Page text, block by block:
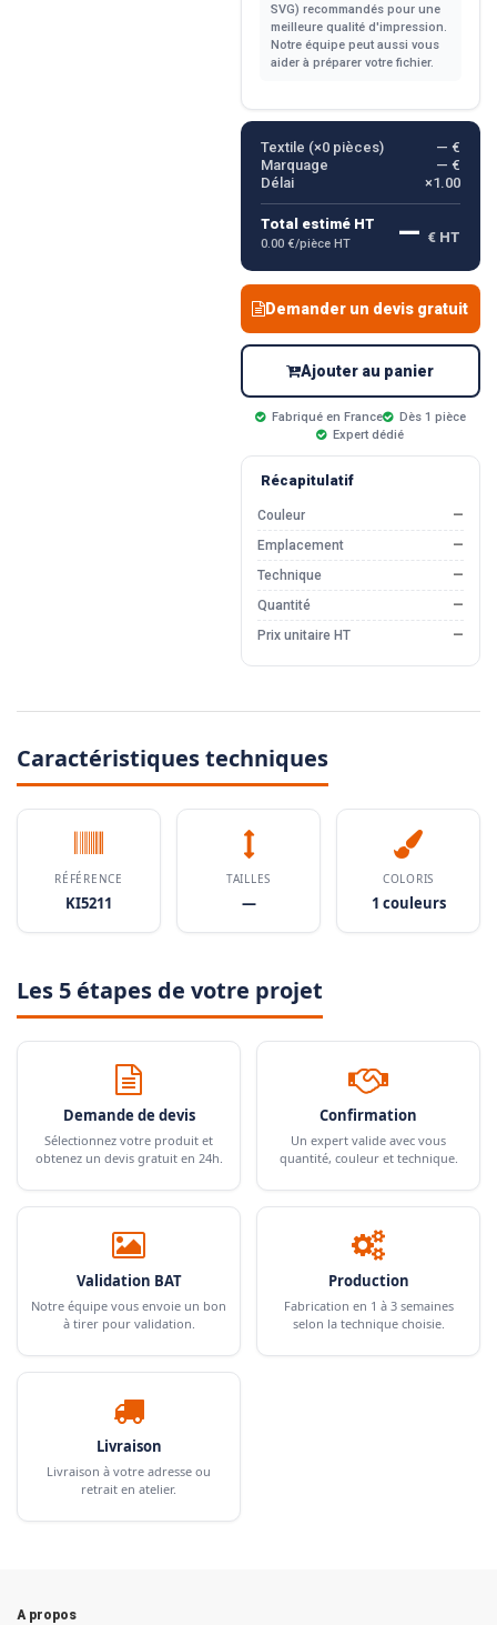
SVG) recommandés pour une
meilleure qualité d'impression.
Notre équipe peut aussi vous
aider à préparer votre fichier.
Textile (×0pièces)
— €
Marquage
— €
Délai
×1.00
Total estimé HT
0.00 €/pièce HT — € HT
Demander un devis gratuit
Ajouter au panier
Fabriqué en France
Dès 1 pièce
Expert dédié
Récapitulatif
Couleur
—
Emplacement
—
Technique
—
Quantité
—
Prix unitaire HT
—
Caractéristiques techniques
RÉFÉRENCE
KI5211
TAILLES
—
COLORIS
1 couleurs
Les 5 étapes de votre projet
Demande de devis
Sélectionnez votre produit et
obtenez un devis gratuit en 24h.
Confirmation
Un expert valide avec vous
quantité, couleur et technique.
Validation BAT
Notre équipe vous envoie un bon
à tirer pour validation.
Production
Fabrication en 1 à 3 semaines
selon la technique choisie.
Livraison
Livraison à votre adresse ou
retrait en atelier.
A propos